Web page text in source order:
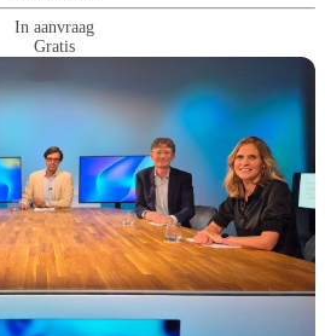
In aanvraag
Gratis